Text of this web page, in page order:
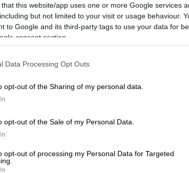
that this website/app uses one or more Google services
but not limited to your visit or usage behaviour.
to Google and its third-party tags to use your data for
consent section.
Data Processing Opt Outs
opt-out of the Sharing of my personal data.
opt-out of the Sale of my Personal Data.
opt-out of processing my Personal Data for Targeted
που αρκούδα επιτίθεται σε
υπάλληλο τσίρκου
Ούρλιαζε το κοινό μπροστά στις
Κόσμος|11.11.2023 23:04
Μία ολόκληρη ιταλική πόλη
ανάσταση μετά την απόδραση